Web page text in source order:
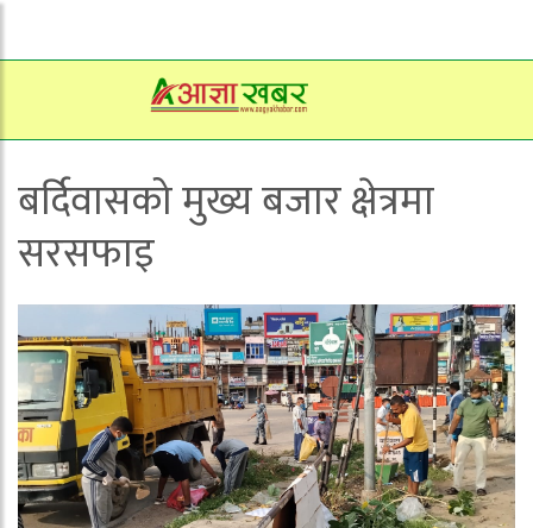
बर्दिवासको मुख्य बजार क्षेत्रमा
सरसफाइ